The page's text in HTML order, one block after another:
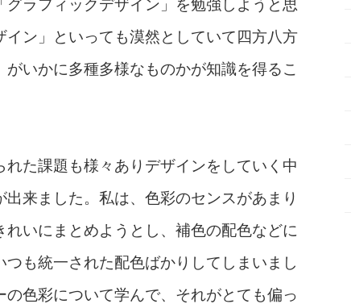
ラフィックデザイン」を勉強しようと思
ン」といっても漠然としていて四方八方
いかに多種多様なものかが知識を得るこ
れた課題も様々ありデザインをしていく中
来ました。私は、色彩のセンスがあまり
いにまとめようとし、補色の配色などに
も統一された配色ばかりしてしまいまし
色彩について学んで、それがとても偏っ